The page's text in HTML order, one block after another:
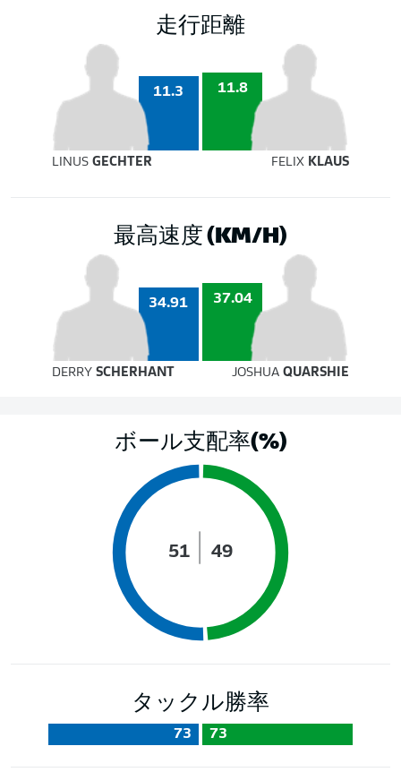
走行距離
11.3 11.8
LINUS GECHTER FELIX KLAUS
最高速度 (KM/H)
34.91 37.04
DERRY SCHERHANT JOSHUAQUARSHIE
ボール支配率(%)
51 49
タックル勝率
73 73